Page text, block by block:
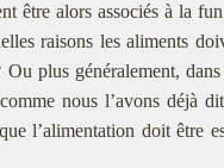
être alors associés à la
raisons les aliments
plus généralement,
nous l’avons déjà
l’alimentation doit être